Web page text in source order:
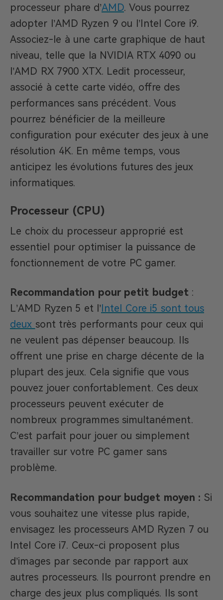
processeur phare d’AMD. Vous pourrez
adopter l’AMD Ryzen 9 ou l’Intel Core i9.
Associez-le à une carte graphique de haut
niveau, telle que la NVIDIA RTX 4090 ou
l’AMD RX 7900 XTX. Ledit processeur,
associé à cette carte vidéo, offre des
performances sans précédent. Vous
pourrez bénéficier de la meilleure
configuration pour exécuter des jeux à une
résolution 4K. En même temps, vous
anticipez les évolutions futures des jeux
informatiques.
Processeur (CPU)
Le choix du processeur approprié est
essentiel pour optimiser la puissance de
fonctionnement de votre PC gamer.
Recommandation pour petit budget:
L’AMD Ryzen 5 et l’ Intel Core i5 sont tous
deux sont très performants pour ceux qui
ne veulent pas dépenser beaucoup. Ils
offrent une prise en charge décente de la
plupart des jeux. Cela signifie que vous
pouvez jouer confortablement. Ces deux
processeurs peuvent exécuter de
nombreux programmes simultanément.
C’est parfait pour jouer ou simplement
travailler sur votre PC gamer sans
problème.
Recommandation pour budget moyen : Si
vous souhaitez une vitesse plus rapide,
envisagez les processeurs AMD Ryzen 7 ou
Intel Core i7. Ceux-ci proposent plus
d’images par seconde par rapport aux
autres processeurs. Ils pourront prendre en
charge des jeux plus compliqués. Ils sont